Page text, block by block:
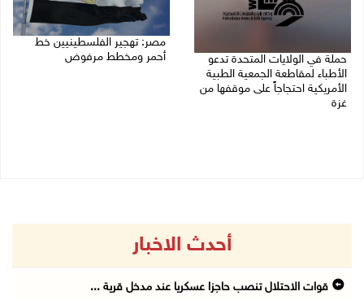
حملة في الولايات المتحدة تدعو
الأطباء لمقاطعة الجمعية الطبية
الأمريكية احتجاجاً على موقفها من
غزة
مصر: تهجير الفلسطينيين خط
أحمر ومخطط مرفوض
أحدث الاخبار
قوات الاحتلال تنصب حاجزا عسكريا عند مدخل قرية ...